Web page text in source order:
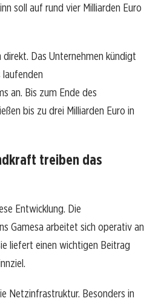
soll auf rund vier Milliarden Euro
Das Unternehmen kündigt
laufenden
an. Bis zum Ende des
bis zu drei Milliarden Euro in
treiben das
Entwicklung. Die
Gamesa arbeitet sich operativ an
liefert einen wichtigen Beitrag
Netzinfrastruktur. Besonders in